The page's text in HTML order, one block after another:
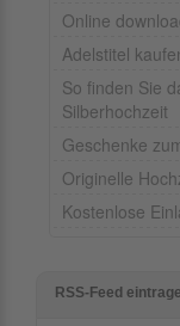
Online
Adelstitel
So finden Sie
Silberhochzeit
Geschenke
Originelle
Kostenlose
RSS-Feed